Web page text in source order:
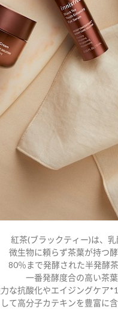
紅茶(ブラックティー)は、
微生物に頼らず茶葉が持つ
80％まで発酵された半発酵
一番発酵度合の高い茶葉
な抗酸化やエイジングケア*1
て高分子カテキンを豊富に含